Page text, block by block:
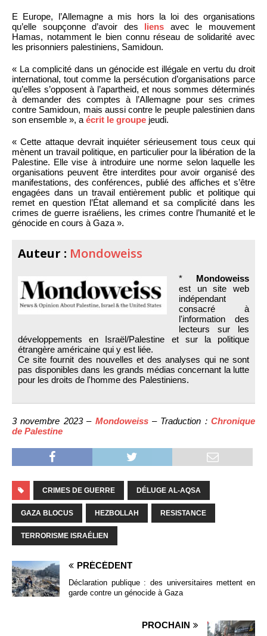
E Europe, l’Allemagne a mis hors la loi des organisations
qu’elle soupçonne d’avoir des liens avec le mouvement
Hamas, notamment le bien connu réseau de solidarité avec
les prisonniers palestiniens, Samidoun.
« La complicité dans un génocide est illégale en vertu du droit
international, tout comme la persécution d’organisations parce
qu’elles s’opposent à l’apartheid, et nous sommes déterminés
à demander des comptes à l’Allemagne pour ses crimes
contre Samidoun, mais aussi contre le peuple palestinien dans
son ensemble », a écrit le groupe jeudi.
« Cette attaque devrait inquiéter sérieusement tous ceux qui
mènent un travail politique, en particulier pour la libération de la
Palestine. Elle vise à introduire une norme selon laquelle les
organisations peuvent être interdites pour avoir organisé des
manifestations, des conférences, publié des affiches et s’être
engagées dans un travail entièrement public et politique qui
remet en question l’État allemand et sa complicité dans les
crimes de guerre israéliens, les crimes contre l’humanité et le
génocide en cours à Gaza ».
Auteur : Mondoweiss
* Mondoweiss
est un site web
indépendant
consacré à
l'information des
lecteurs sur les
développements en Israël/Palestine et sur la politique
étrangère américaine qui y est liée.
Ce site fournit des nouvelles et des analyses qui ne sont
pas disponibles dans les grands médias concernant la lutte
pour les droits de l'homme des Palestiniens.
3 novembre 2023 – Mondoweiss– Traduction : Chronique
de Palestine
CRIMES DE GUERRE DÉLUGE AL-AQSA
GAZA BLOCUS HEZBOLLAH RESISTANCE
TERRORISME ISRAÉLIEN
PRÉCÉDENT
Déclaration publique : des universitaires mettent en
garde contre un génocide à Gaza
PROCHAIN